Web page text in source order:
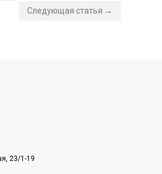
Следующая статья →
23/1-19